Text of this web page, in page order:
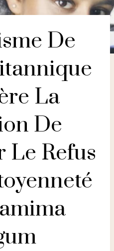
De
La
De
Refus